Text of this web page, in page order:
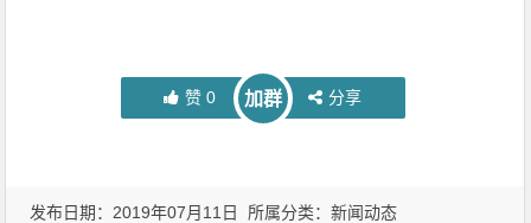
赞 0 加群 分享
发布日期：2019年07月11日 所属分类：新闻动态